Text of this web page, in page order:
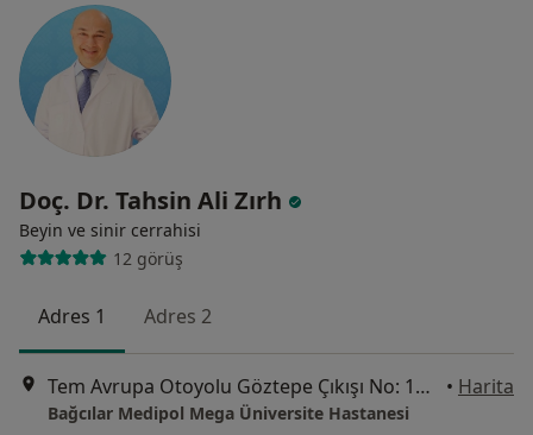
Doç. Dr. Tahsin Ali Zırh
Beyin ve sinir cerrahisi
12 görüş
Adres 1 Adres 2
Tem Avrupa Otoyolu Göztepe Çıkışı No: 1Bağcılar, İstanbul • Harita
Bağcılar Medipol Mega Üniversite Hastanesi